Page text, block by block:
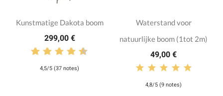
Kunstmatige Dakota boom
299,00 €
4,5/5 (37 notes)
Waterstand voor
natuurlijke boom (1tot 2m)
49,00 €
4,8/5 (9 notes)